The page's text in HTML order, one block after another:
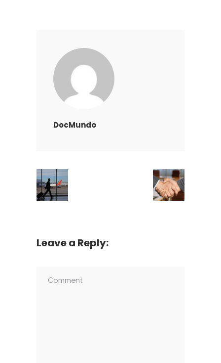
DocMundo
Leave a Reply: